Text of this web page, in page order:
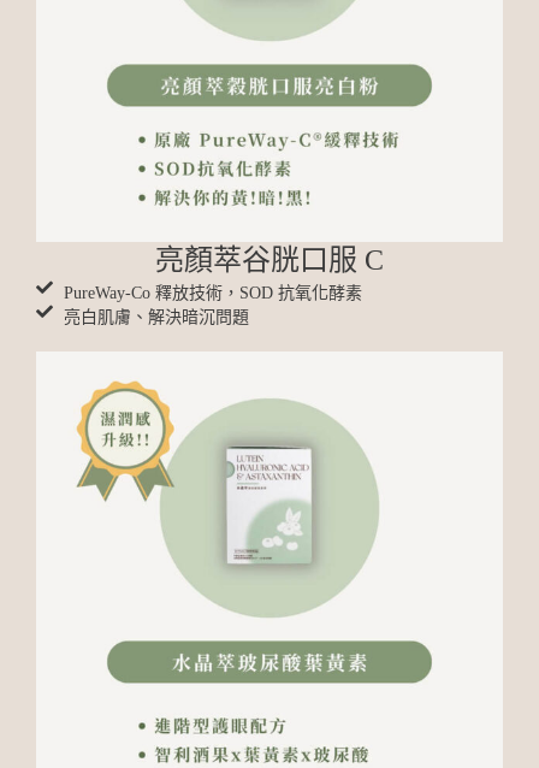
亮顏萃谷胱口服 C
PureWay-Co 釋放技術，SOD 抗氧化酵素
亮白肌膚、解決暗沉問題